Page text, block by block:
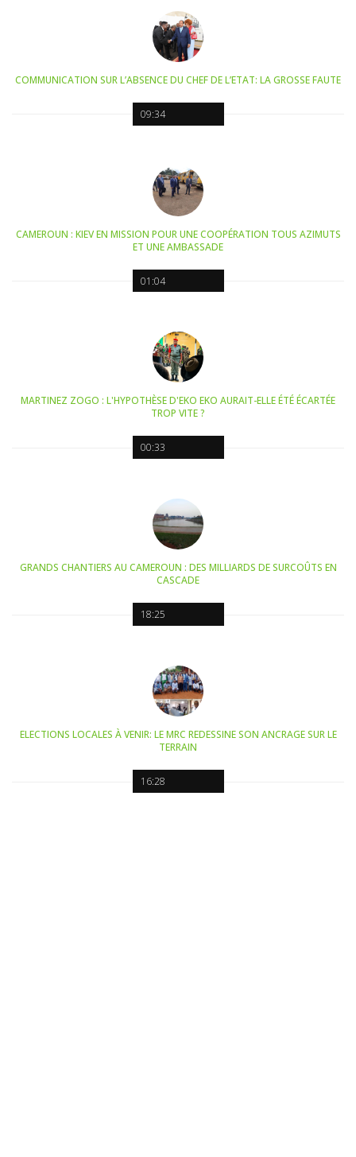
09:34
COMMUNICATION SUR L’ABSENCE DU CHEF DE L’ETAT: LA GROSSE FAUTE
01:04
CAMEROUN : KIEV EN MISSION POUR UNE COOPÉRATION TOUS AZIMUTS
ET UNE AMBASSADE
00:33
MARTINEZ ZOGO : L'HYPOTHÈSE D'EKO EKO AURAIT-ELLE ÉTÉ ÉCARTÉE
TROP VITE ?
18:25
GRANDS CHANTIERS AU CAMEROUN : DES MILLIARDS DE SURCOÛTS EN
CASCADE
16:28
ELECTIONS LOCALES À VENIR: LE MRC REDESSINE SON ANCRAGE SUR LE
TERRAIN